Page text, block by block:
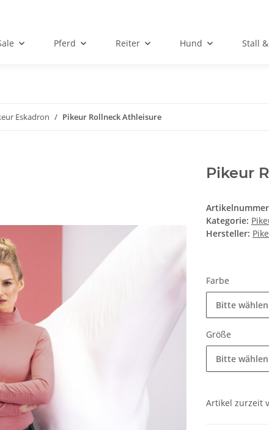
Pferd Reiter Hund Stall
Eskadron Pikeur Rollneck Athleisure
Pikeur
Kategorie:
Hersteller:
Farbe
Bitte
Größe
Bitte
Artikel zurzeit